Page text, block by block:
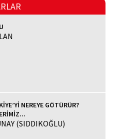
NEREYE GÖTÜRÜR?
(SIDDIKOĞLU)